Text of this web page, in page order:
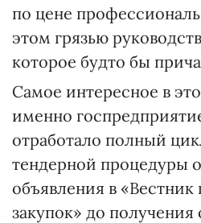
по цене
этом грязью
которое будто бы
Самое интересное в
именно
отработало полный
тендерной процедуры
объявления в «Вестник
закупок» до